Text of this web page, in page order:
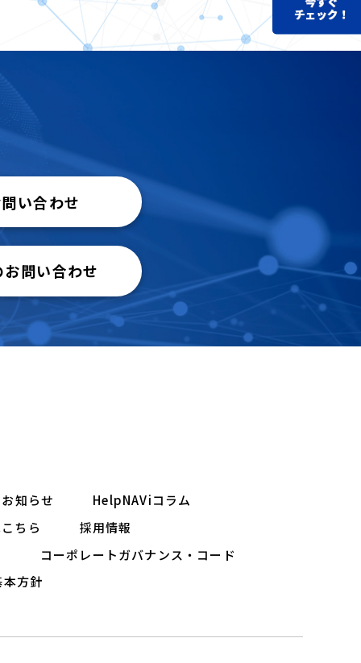
い合わせ
お問い合わせ
お知らせ
HelpNAViコラム
ちら
採用情報
コーポレートガバナンス・コード
方針